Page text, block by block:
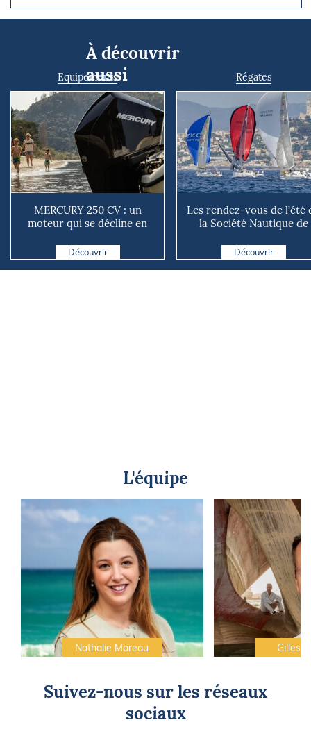
À découvrir
aussi
Equipements
MERCURY 250 CV : un
moteur qui se décline en
Découvrir
Régates
Les rendez-vous de l’été
la Société Nautique de
Découvrir
L'équipe
Nathalie Moreau Gilles
Suivez-nous sur les réseaux
sociaux